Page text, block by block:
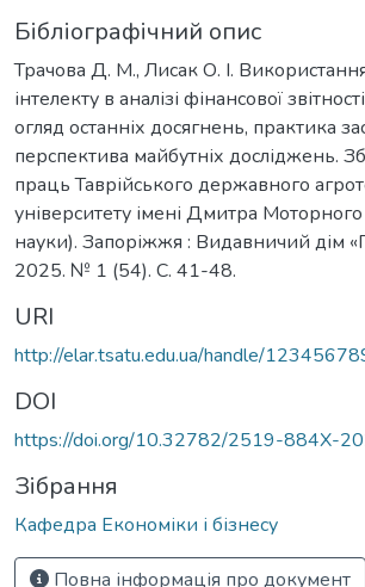
Бібліографічний опис
Трачова Д. М., Лисак О. І.
інтелекту в аналізі фінансової
огляд останніх досягнень, практика
перспектива майбутніх досліджень.
праць Таврійського державного
університету імені Дмитра Моторного
науки). Запоріжжя : Видавничий дім
2025. № 1 (54). С. 41-48.
URI
http://elar.tsatu.edu.ua/handle/
DOI
https://doi.org/10.32782/2519-884X-
Зібрання
Кафедра Економіки і бізнесу
Повна інформація про документ